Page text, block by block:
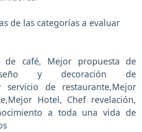
de las categorías a evaluar
de café, Mejor propuesta de
y decoración de
servicio de restaurante,Mejor
Hotel, Chef revelación,
a toda una vida de